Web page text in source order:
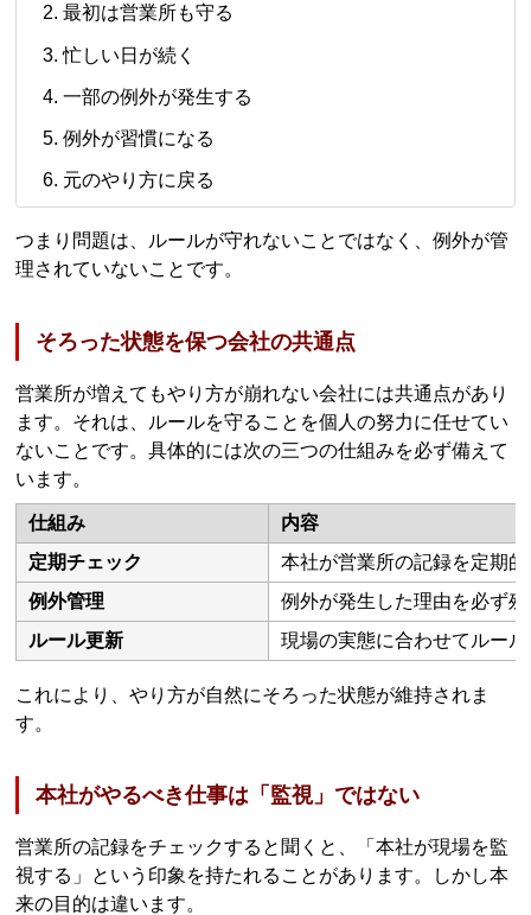
最初は営業所も守る
忙しい日が続く
一部の例外が発生する
例外が習慣になる
元のやり方に戻る
つまり問題は、ルールが守れないことではなく、例外が管
理されていないことです。
そろった状態を保つ会社の共通点
営業所が増えてもやり方が崩れない会社には共通点があり
ます。それは、ルールを守ることを個人の努力に任せてい
ないことです。具体的には次の三つの仕組みを必ず備えて
います。
仕組み
内容
定期チェック
本社が営業所の記録を定期
例外管理
例外が発生した理由を必ず
ルール更新
現場の実態に合わせてルー
これにより、やり方が自然にそろった状態が維持されま
す。
本社がやるべき仕事は「監視」ではない
営業所の記録をチェックすると聞くと、「本社が現場を監
視する」という印象を持たれることがあります。しかし本
来の目的は違います。